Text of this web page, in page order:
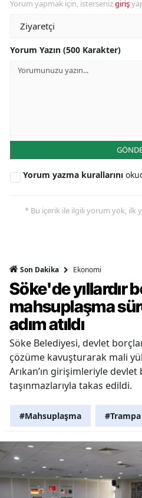
Yorum yapmak için, istersenizgiriş
Yorum Yazın (500 Karakter)
Yorum yazma kurallarını
* Bu içerik ile ilgili yorum yok, ilk
Son Dakika Ekonomi
Söke'de yıllardır
mahsuplaşma
adım atıldı
Söke Belediyesi, devlet
çözüme kavuşturarak mali
Arıkan’ın girişimleriyle devlet
taşınmazlarıyla takas edildi.
#Mahsuplaşma #Trampa